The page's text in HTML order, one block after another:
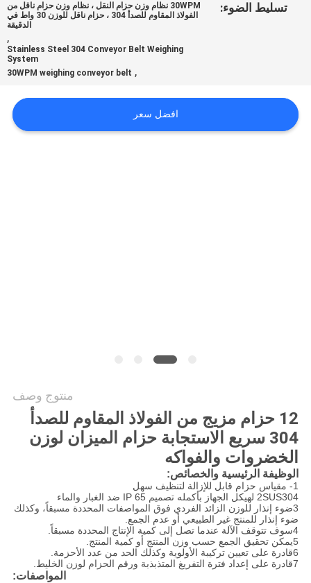
اقتباس
SITEMAP
تسليط الضوء:
30WPM نظام وزن حزام النقل ، نظام وزن حزام ناقل من
الفولاذ المقاوم للصدأ 304 ، حزام ناقل للوزن 30 واط في
الدقيقة
,
Stainless Steel 304 Conveyor Belt Weighing
System
,
30WPM weighing conveyor belt
افضل سعر
منتوج وصف
12 حزام مزيج من الفولاذ المقاوم للصدأ
304 سريع الاستجابة حزام الميزان لوزن
الخضروات والفواكه
الوظيفة الرئيسية والخصائص:
1- مقياس حزام قابل للإزالة لتنظيف سهل
2SUS304 لهيكل الجهاز بأكمله تصميم IP 65 ضد الغبار والماء
3ضوء إنذار للوزن الزائد الفردي فوق المواصفات المحددة مسبقاً، وكذلك
ضوء إنذار للمنتج غير الطبيعي أو عدم الجمع.
4سوف تتوقف الآلة عندما تصل إلى كمية الإنتاج المحددة مسبقاً.
5يمكن تحقيق الجمع حسب وزن المنتج أو كمية المنتج.
6قادرة على تعيين تركيبة الأولوية وكذلك الحد من عدد الأحزمة.
7قادرة على إعداد فترة التفريغ المتذبذبة ورقم الحزام لوزن الخليط.
المواصفات: